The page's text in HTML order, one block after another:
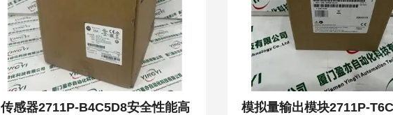
传感器2711P-B4C5D8安全性能高